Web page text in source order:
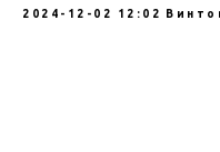
2024-12-02 12:02